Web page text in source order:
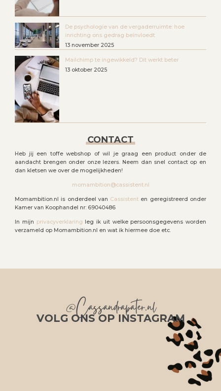
De psychologie van de vergaderruimte: hoe
inrichting ons gedrag beïnvloedt
13 november 2025
Mailchimp te ingewikkeld? Dit werkt beter
13 oktober 2025
CONTACT
Heb jij een toffe webshop of wil je graag een product onder de
aandacht brengen onder onze lezers. Neem dan snel contact op en
dan kletsen we over de mogelijkheden!
momambition@cassistent.nl
Momambition.nl is onderdeel van Cassistent en geregistreerd onder
Kamer van Koophandel nr: 69040486
In mijn privacyverklaring leg ik uit welke persoonsgegevens worden
verzameld op Momambition.nl en wat ik hiermee doe etc.
@Cassandrapater.nl
VOLG ONS OP INSTAGRAM